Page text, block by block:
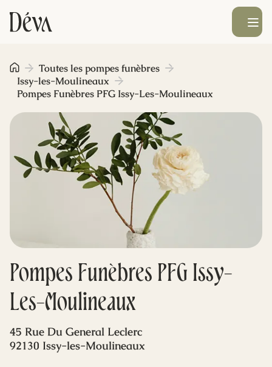
Obsèques
Prévoyance
Monument funéraire
Livraison de fleurs
Blog
Mes dernières volontés
Ouvrir le
Pompes Funèbres PFG Issy-
Les-Moulineaux
Toutes les pompes funèbres
Issy-les-Moulineaux
Pompes Funèbres PFG Issy-Les-Moulineaux
45 Rue Du General Leclerc
92130 Issy-les-Moulineaux